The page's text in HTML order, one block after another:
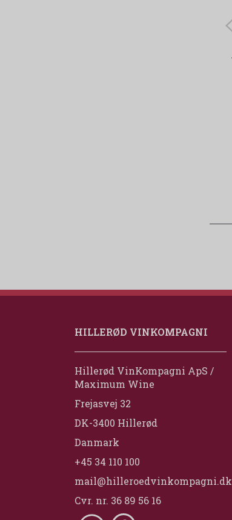
HILLERØD VINKOMPAGNI
Hillerød VinKompagni ApS /
Maximum Wine
Frejasvej 32
DK-3400 Hillerød
Danmark
+45 34 110 100
mail@hilleroedvinkompagni.dk
Cvr. nr. 36 89 56 16